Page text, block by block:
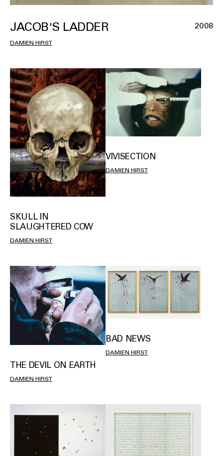
JACOB'S LADDER 2008
DAMIEN HIRST
SKULL IN
SLAUGHTERED COW
DAMIEN HIRST
VIVISECTION
DAMIEN HIRST
THE DEVIL ON EARTH
DAMIEN HIRST
BAD NEWS
DAMIEN HIRST